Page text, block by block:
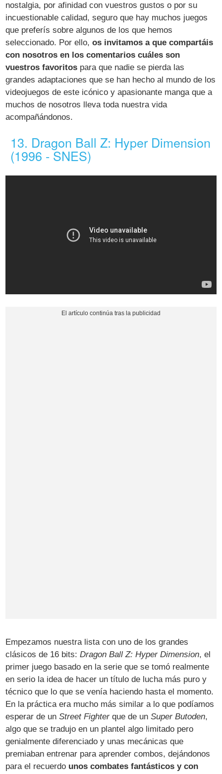
nostalgia, por afinidad con vuestros gustos o por su
incuestionable calidad, seguro que hay muchos juegos
que preferís sobre algunos de los que hemos
seleccionado. Por ello,os invitamos a que compartáis
con nosotros en los comentarios cuáles son
vuestros favoritos para que nadie se pierda las
grandes adaptaciones que se han hecho al mundo de los
videojuegos de este icónico y apasionante manga que a
muchos de nosotros lleva toda nuestra vida
acompañándonos.
13. Dragon Ball Z: Hyper Dimension
(1996 - SNES)
Empezamos nuestra lista con uno de los grandes
clásicos de 16 bits:Dragon Ball Z: Hyper Dimension, el
primer juego basado en la serie que se tomó realmente
en serio la idea de hacer un título de lucha más puro y
técnico que lo que se venía haciendo hasta el momento.
En la práctica era mucho más similar a lo que podíamos
esperar de unStreet Fighterque de unSuper Butoden,
algo que se tradujo en un plantel algo limitado pero
genialmente diferenciado y unas mecánicas que
premiaban entrenar para aprender combos, dejándonos
para el recuerdo unos combates fantásticos y con